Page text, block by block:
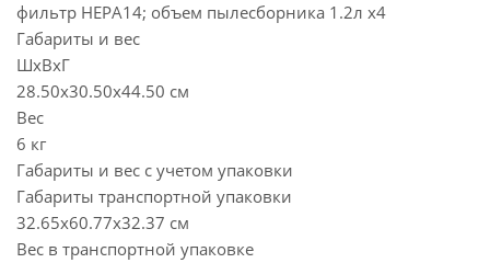
фильтр HEPA14; объем пылесборника 1.2л x4
Габариты и вес
ШхВхГ
28.50x30.50x44.50 см
Вес
6 кг
Габариты и вес с учетом упаковки
Габариты транспортной упаковки
32.65х60.77х32.37 см
Вес в транспортной упаковке